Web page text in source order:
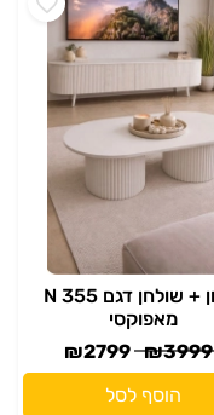
מזנון + שולחן דגם N 355
מאפוקסי
₪3999
₪2799
הוסף לסל